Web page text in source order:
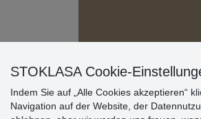
STOKLASA Cookie-
Indem Sie auf „Alle Cookies akzeptieren“
Navigation auf der Website, der